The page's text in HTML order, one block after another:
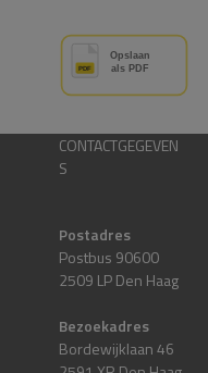
CONTACTGEGEVEN
S
Postadres
Postbus 90600
2509 LP Den Haag
Bezoekadres
Bordewijklaan 46